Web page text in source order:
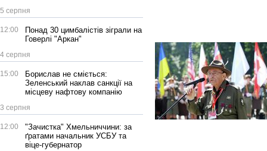
5 серпня
12:00
Понад 30 цимбалістів зіграли на
Говерлі "Аркан"
4 серпня
15:00
Борислав не сміється:
Зеленський наклав санкції на
місцеву нафтову компанію
3 серпня
12:00
"Зачистка" Хмельниччини: за
ґратами начальник УСБУ та
віце-губернатор